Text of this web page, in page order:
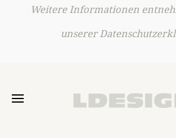
Weitere Informationen
unserer